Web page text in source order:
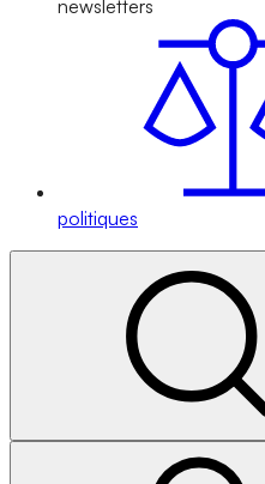
newsletters
politiques